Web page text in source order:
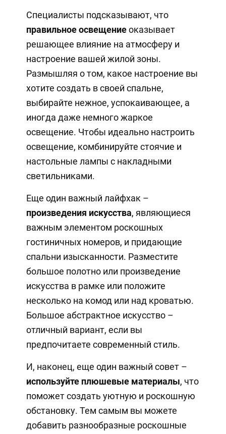
Специалисты подсказывают, что
правильное освещениеоказывает
решающее влияние на атмосферу и
настроение вашей жилой зоны.
Размышляя о том, какое настроение вы
хотите создать в своей спальне,
выбирайте нежное, успокаивающее, а
иногда даже немного жаркое
освещение. Чтобы идеально настроить
освещение, комбинируйте стоячие и
настольные лампы с накладными
светильниками.
Еще один важный лайфхак –
произведения искусства, являющиеся
важным элементом роскошных
гостиничных номеров, и придающие
спальни изысканности. Разместите
большое полотно или произведение
искусства в рамке или положите
несколько на комод или над кроватью.
Большое абстрактное искусство –
отличный вариант, если вы
предпочитаете современный стиль.
И, наконец, еще один важный совет –
используйте плюшевые материалы, что
поможет создать уютную и роскошную
обстановку. Тем самым вы можете
добавить разнообразные роскошные